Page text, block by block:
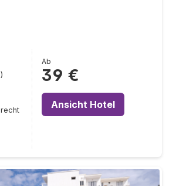
Ab
39 €
Ansicht Hotel